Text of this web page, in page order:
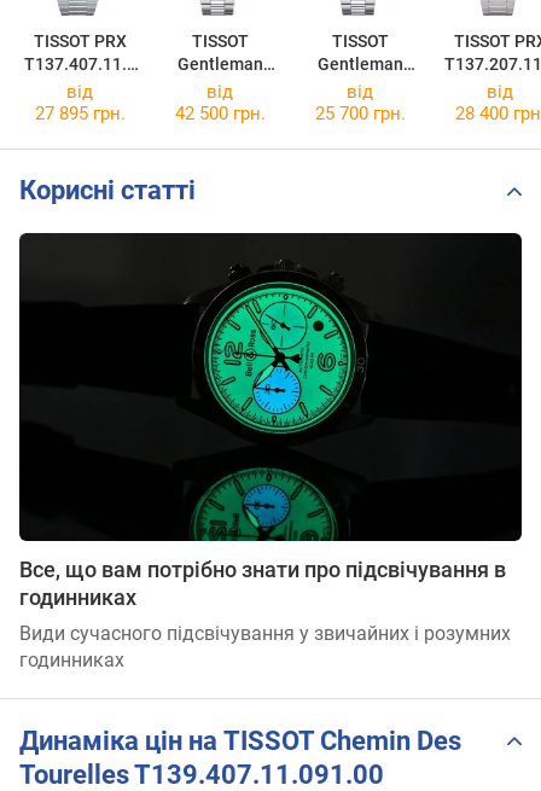
TISSOT PRX
T137.407.11.0
41.00
TISSOT
Gentleman
Powermatic 80
Silicium
51.00
TISSOT
Gentleman
Powermatic 80
T127.407.11.0
TISSOT
91.00
від
27 895 грн.
від
42 500 грн.
від
25 700 грн.
від
28 400
Корисні статті
Все, що вам потрібно знати про підсвічування в
годинниках
Види сучасного підсвічування у звичайних і розумних
годинниках
Динаміка цін на TISSOT Chemin Des
Tourelles T139.407.11.091.00